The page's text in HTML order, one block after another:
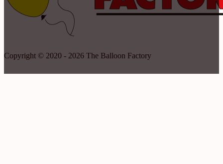
Copyright © 2020 - 2026 The Balloon Factory